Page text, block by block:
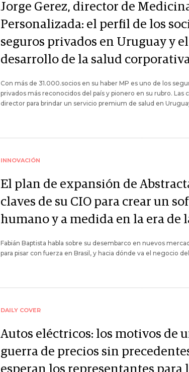
Jorge Gerez, director de
Personalizada: el perfil de los
seguros privados en Uruguay y el
desarrollo de la salud
Con más de 31.000.socios en su haber MP es uno de los
privados más reconocidos del país y pionero en su rubro. Las
director para brindar un servicio premium de salud en
INNOVACIÓN
El plan de expansión de
claves de su CIO para crear un
humano y a medida en la era de
Fabián Baptista habla sobre su desembarco en nuevos
para pisar con fuerza en Brasil, y hacia dónde va el negocio
DAILY COVER
Autos eléctricos: los motivos de
guerra de precios sin
esperan los representantes para